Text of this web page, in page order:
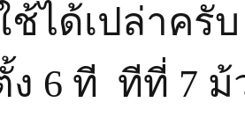
ได้เปล่าครั
6 ที ทีที่ 7 ม้